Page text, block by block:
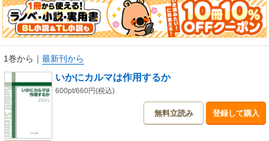
と見られる……(訳者によるあとがきから引用)
本書は1986年7月に人智学出版社より発行された『ルドルフ・シュタイナー
ては、発行当時の時代背景を考慮して原本をできるだけ活かすこととしま
したが、訳者による若干の語句の修正が行われています。
1巻から ｜ 最新刊から
いかにカルマは作用するか
600pt/660円(税込)
無料立読み 登録して購入